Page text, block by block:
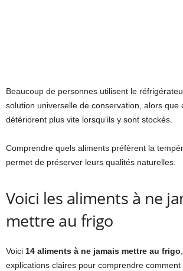
Beaucoup de personnes utilisent le
solution universelle de conservation, alors que
détériorent plus vite lorsqu’ils y sont stockés.
Comprendre quels aliments préfèrent la
permet de préserver leurs qualités naturelles.
Voici les aliments à ne
mettre au frigo
Voici 14 aliments à ne jamais mettre au frigo
explications claires pour comprendre